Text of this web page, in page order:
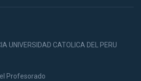
UNIVERSIDAD CATOLICA DEL PERU
Profesorado